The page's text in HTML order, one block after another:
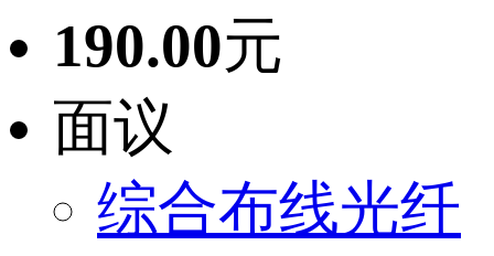
190.00元
面议
综合布线光纤